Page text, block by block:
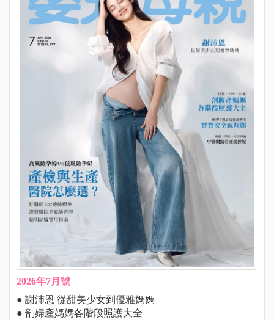
2026年7月號
● 謝沛恩 從甜美少女到優雅媽媽
● 剖婦產媽媽各階段照護大全